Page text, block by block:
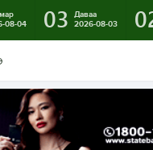
08-04
03
Даваа
2026-08-03